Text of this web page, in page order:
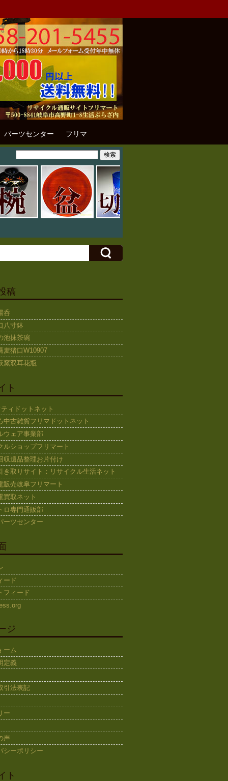
パーツセンター フリマ
稿
呑
八寸鉢
池抹茶碗
麦猪口W10907
窯双耳花瓶
ト
ィドットネット
中古雑貨フリマドットネット
ウェア事業部
ルショップフリマート
収遺品整理お片付け
き取りサイト：リサイクル生活ネット
販売岐阜フリマート
買取ネット
ロ専門通販部
ーツセンター
ード
フィード
ジ
ーム
定義
引法表記
ー
声
シーポリシー
ト